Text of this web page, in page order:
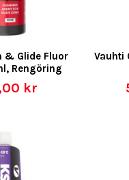
& Glide Fluor
Rengöring
kr
Vauhti